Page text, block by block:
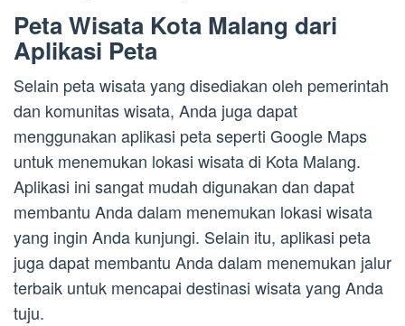
Peta Wisata Kota Malang dari
Aplikasi Peta
Selain peta wisata yang disediakan oleh pemerintah
dan komunitas wisata, Anda juga dapat
menggunakan aplikasi peta seperti Google Maps
untuk menemukan lokasi wisata di Kota Malang.
Aplikasi ini sangat mudah digunakan dan dapat
membantu Anda dalam menemukan lokasi wisata
yang ingin Anda kunjungi. Selain itu, aplikasi peta
juga dapat membantu Anda dalam menemukan jalur
terbaik untuk mencapai destinasi wisata yang Anda
tuju.